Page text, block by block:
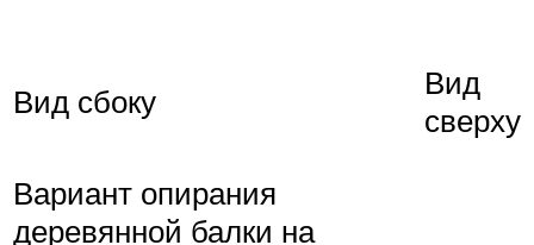
Вид сбоку
Вид
сверху
Вариант опирания
деревянной балки на